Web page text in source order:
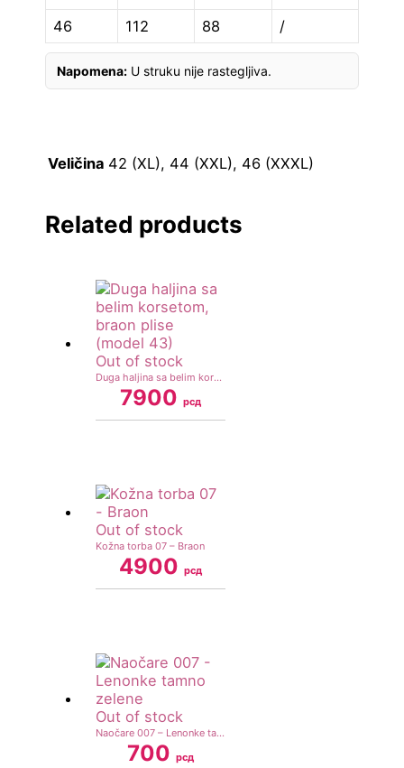
46
112 88 /
Napomena:U struku nije rastegljiva.
Veličina 42 (XL), 44 (XXL), 46 (XXXL)
Related products
Out of stock
Duga haljina sa belim korsetom, braon plise (model 43)
7900рсд
Out of stock
Kožna torba 07 – Braon
4900рсд
Out of stock
Naočare 007 – Lenonke tamno zelene
700рсд